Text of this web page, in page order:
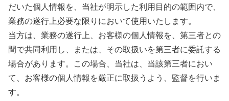
だいた個人情報を、当社が明示した利用目的の範囲内で、
業務の遂行上必要な限りにおいて使用いたします。
当方は、業務の遂行上、お客様の個人情報を、第三者との
間で共同利用し、または、その取扱いを第三者に委託する
場合があります。この場合、当社は、当該第三者におい
て、お客様の個人情報を厳正に取扱うよう、監督を行いま
す。